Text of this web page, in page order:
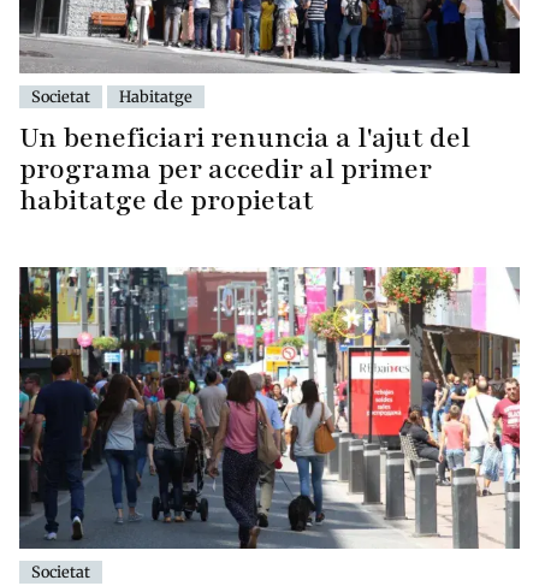
Societat Habitatge
Un beneficiari renuncia a l'ajut del
programa per accedir al primer
habitatge de propietat
Societat